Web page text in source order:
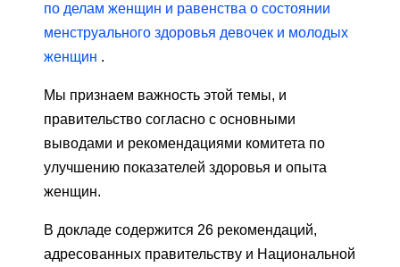
по делам женщин и равенства о состоянии
менструального здоровья девочек и молодых
женщин .
Мы признаем важность этой темы, и
правительство согласно с основными
выводами и рекомендациями комитета по
улучшению показателей здоровья и опыта
женщин.
В докладе содержится 26 рекомендаций,
адресованных правительству и Национальной